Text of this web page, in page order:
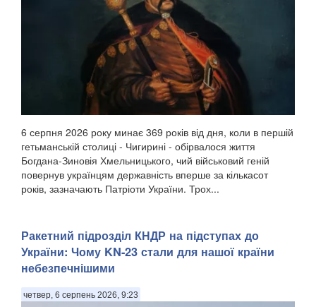
6 серпня 2026 року минає 369 років від дня, коли в першій
гетьманській столиці - Чигирині - обірвалося життя
Богдана-Зиновія Хмельницького, чий військовий геній
повернув українцям державність вперше за кількасот
років, зазначають Патріоти України. Трох...
Ракетний підрозділ КНДР на підступах до
України: Чому KN-23 стали для нашої країни
небезпечнішими
четвер, 6 серпень 2026, 9:23